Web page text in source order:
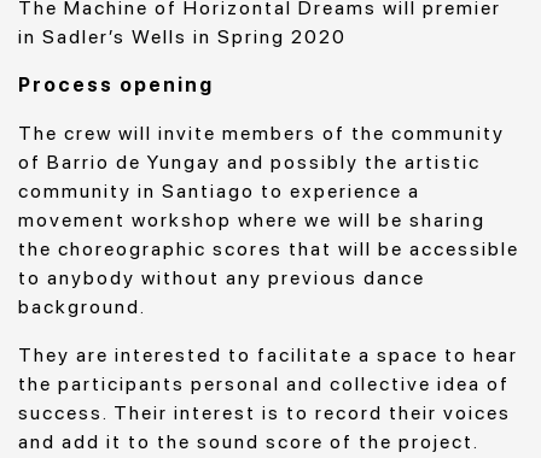
The Machine of Horizontal Dreams will premier
in Sadler’s Wells in Spring 2020
Process opening
The crew will invite members of the community
of Barrio de Yungay and possibly the artistic
community in Santiago to experience a
movement workshop where we will be sharing
the choreographic scores that will be accessible
to anybody without any previous dance
background.
They are interested to facilitate a space to hear
the participants personal and collective idea of
success. Their interest is to record their voices
and add it to the sound score of the project.